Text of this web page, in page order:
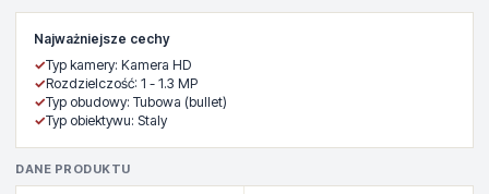
Najważniejsze cechy
✓Typ kamery: Kamera HD
✓Rozdzielczość: 1 - 1.3 MP
✓Typ obudowy: Tubowa (bullet)
✓Typ obiektywu: Staly
DANE PRODUKTU